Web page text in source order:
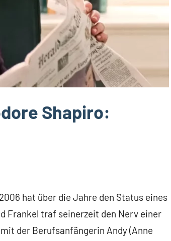
Shapiro:
hat über die Jahre den Status eines
Frankel traf seinerzeit den Nerv einer
der Berufsanfängerin Andy (Anne